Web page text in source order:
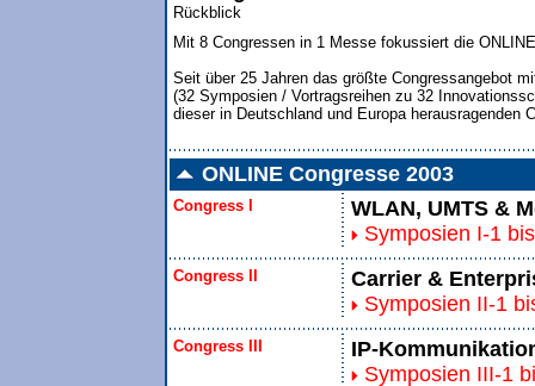
Rückblick
Mit 8 Congressen in 1 Messe fokussiert die
Seit über 25 Jahren das größte Congressangebot
(32 Symposien / Vortragsreihen zu 32
dieser in Deutschland und Europa herausragenden
ONLINE Congresse 2003
Congress I
WLAN, UMTS &
Symposien I-1
Congress II
Carrier &
Symposien II-1
Congress III
IP-
Symposien III-1